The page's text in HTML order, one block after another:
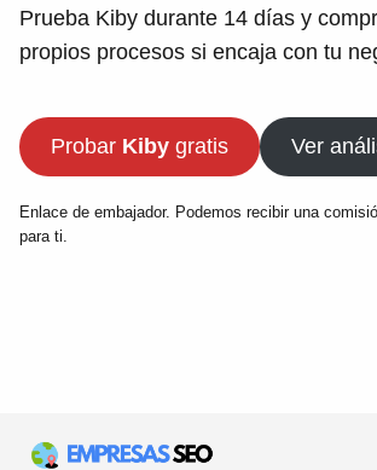
Prueba Kiby durante 14 días y
propios procesos si encaja con tu
Probar Kibygratis Ver
Enlace de embajador. Podemos recibir una
para ti.